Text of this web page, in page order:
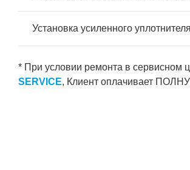
Установка усиленного
* При условии ремонта в сервисном
SERVICE, Клиент оплачивает